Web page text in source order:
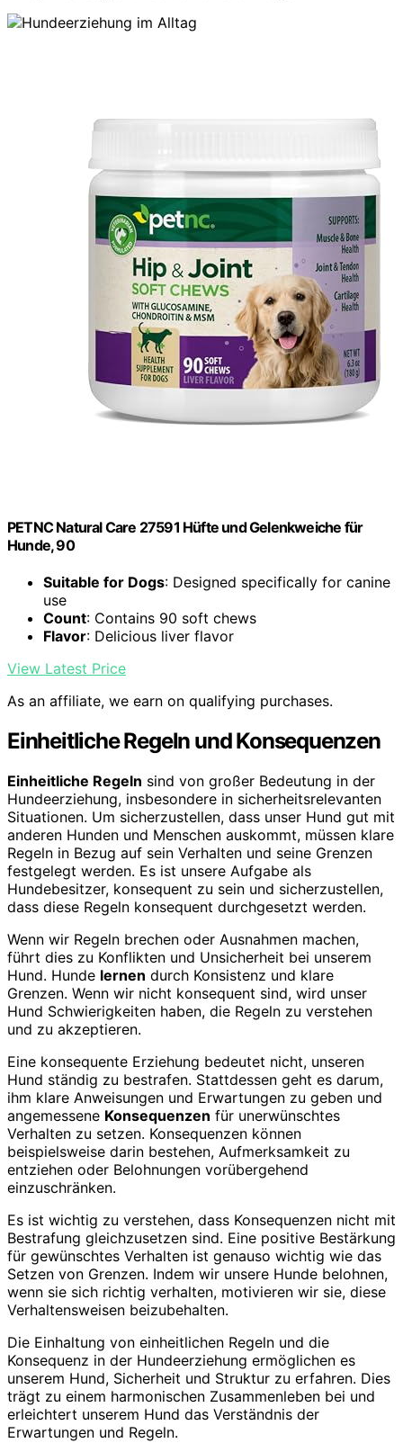
PETNC Natural Care 27591 Hüfte und Gelenkweiche für
Hunde, 90
Suitable for Dogs: Designed specifically for canine
use
Count: Contains 90 soft chews
Flavor: Delicious liver flavor
View Latest Price
As an affiliate, we earn on qualifying purchases.
Einheitliche Regeln und Konsequenzen
Einheitliche Regeln sind von großer Bedeutung in der
Hundeerziehung, insbesondere in sicherheitsrelevanten
Situationen. Um sicherzustellen, dass unser Hund gut mit
anderen Hunden und Menschen auskommt, müssen klare
Regeln in Bezug auf sein Verhalten und seine Grenzen
festgelegt werden. Es ist unsere Aufgabe als
Hundebesitzer, konsequent zu sein und sicherzustellen,
dass diese Regeln konsequent durchgesetzt werden.
Wenn wir Regeln brechen oder Ausnahmen machen,
führt dies zu Konflikten und Unsicherheit bei unserem
Hund. Hunde lernen durch Konsistenz und klare
Grenzen. Wenn wir nicht konsequent sind, wird unser
Hund Schwierigkeiten haben, die Regeln zu verstehen
und zu akzeptieren.
Eine konsequente Erziehung bedeutet nicht, unseren
Hund ständig zu bestrafen. Stattdessen geht es darum,
ihm klare Anweisungen und Erwartungen zu geben und
angemessene Konsequenzen für unerwünschtes
Verhalten zu setzen. Konsequenzen können
beispielsweise darin bestehen, Aufmerksamkeit zu
entziehen oder Belohnungen vorübergehend
einzuschränken.
Es ist wichtig zu verstehen, dass Konsequenzen nicht mit
Bestrafung gleichzusetzen sind. Eine positive Bestärkung
für gewünschtes Verhalten ist genauso wichtig wie das
Setzen von Grenzen. Indem wir unsere Hunde belohnen,
wenn sie sich richtig verhalten, motivieren wir sie, diese
Verhaltensweisen beizubehalten.
Die Einhaltung von einheitlichen Regeln und die
Konsequenz in der Hundeerziehung ermöglichen es
unserem Hund, Sicherheit und Struktur zu erfahren. Dies
trägt zu einem harmonischen Zusammenleben bei und
erleichtert unserem Hund das Verständnis der
Erwartungen und Regeln.